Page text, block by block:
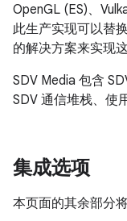
OpenGL (ES)、
此生产实现可以替
的解决方案来实现这
SDV Media 包含
SDV 通信堆栈、使
集成选项
本页面的其余部分